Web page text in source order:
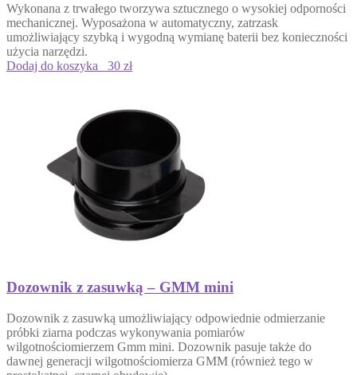
Wykonana z trwałego tworzywa sztucznego o wysokiej odporności
mechanicznej. Wyposażona w automatyczny, zatrzask
umożliwiający szybką i wygodną wymianę baterii bez konieczności
użycia narzędzi.
Dodaj do koszyka
30 zł
Dozownik z zasuwką – GMM mini
Dozownik z zasuwką umożliwiający odpowiednie odmierzanie
próbki ziarna podczas wykonywania pomiarów
wilgotnościomierzem Gmm mini. Dozownik pasuje także do
dawnej generacji wilgotnościomierza GMM (również tego w